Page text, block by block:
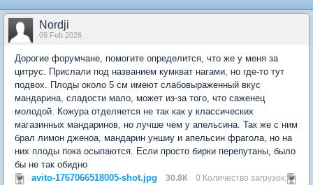
Nordji
09 Feb 2026
Дорогие форумчане, помогите определится, что же у меня за
цитрус. Прислали под названием кумкват нагами, но где-то тут
подвох. Плоды около 5 см имеют слабовыраженный вкус
мандарина, сладости мало, может из-за того, что саженец
молодой. Кожура отделяется не так как у классических
магазинных мандаринов, но лучше чем у апельсина. Так же с ним
брал лимон дженоа, мандарин уншиу и апельсин фрагола, но на
них плоды пока осыпаются. Если просто бирки перепутаны, было
бы не так обидно
avito-1767066518005-shot.jpg
30.8К 0 Количество загрузок: